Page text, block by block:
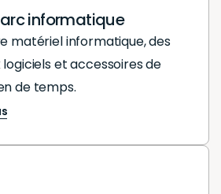
informatique
matériel informatique, des
et accessoires de
de temps.